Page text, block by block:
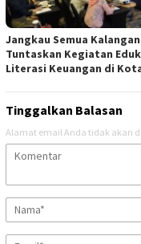
Jangkau Semua
Tuntaskan Kegiatan
Literasi Keuangan di
Tinggalkan Balasan
Alamat email Anda tidak akan